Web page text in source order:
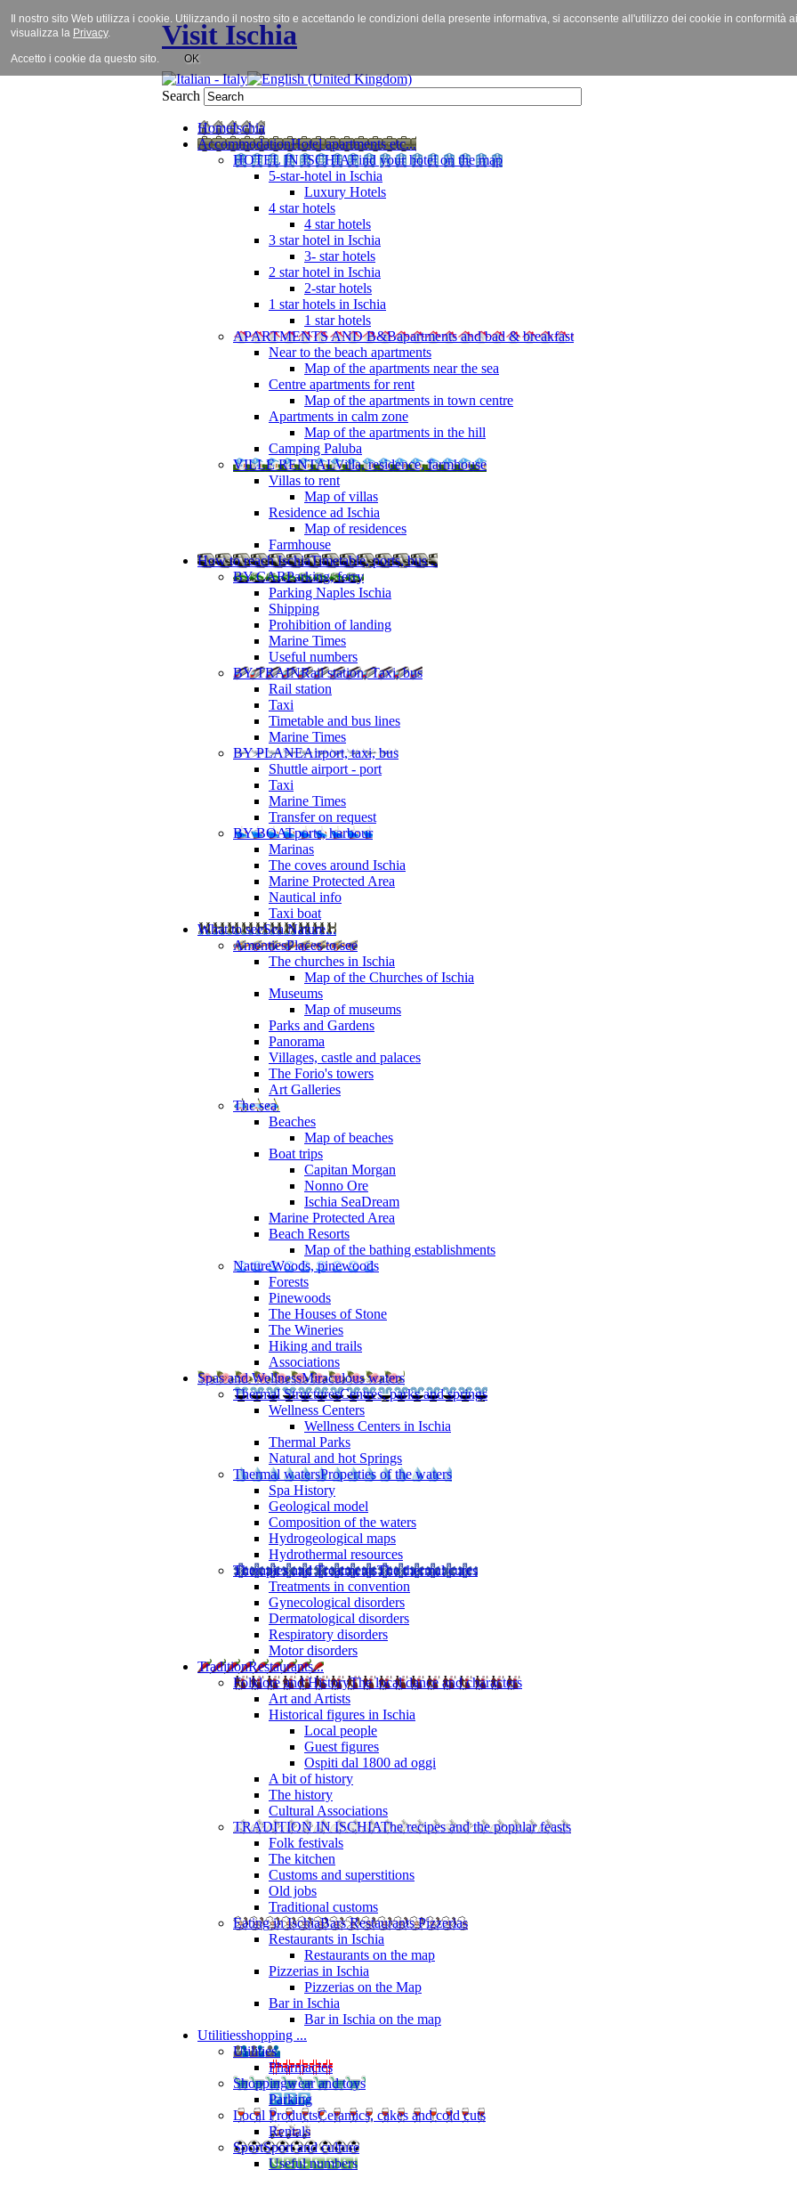
Visit Ischia
Search
HomeIschia
AccommodationHotel apartments etc...
HOTEL IN ISCHIAFind your hotel on the map
5-star-hotel in Ischia
Luxury Hotels
4 star hotels
4 star hotels
3 star hotel in Ischia
3- star hotels
2 star hotel in Ischia
2-star hotels
1 star hotels in Ischia
1 star hotels
APARTMENTS AND B&Bapartments and bad & breakfast
Near to the beach apartments
Map of the apartments near the sea
Centre apartments for rent
Map of the apartments in town centre
Apartments in calm zone
Map of the apartments in the hill
Camping Paluba
VILLE RENTALVilla, residence, farmhouse
Villas to rent
Map of villas
Residence ad Ischia
Map of residences
Farmhouse
How to reach IschiaTimetable, ports, bus ..
BY CARParking, ferry
Parking Naples Ischia
Shipping
Prohibition of landing
Marine Times
Useful numbers
BY TRAINRail station, Taxi, bus
Rail station
Taxi
Timetable and bus lines
Marine Times
BY PLANEAirport, taxi, bus
Shuttle airport - port
Taxi
Marine Times
Transfer on request
BY BOATports, harbour
Marinas
The coves around Ischia
Marine Protected Area
Nautical info
Taxi boat
What to seeSea Nature...
AmentiesPlaces to see
The churches in Ischia
Map of the Churches of Ischia
Museums
Map of museums
Parks and Gardens
Panorama
Villages, castle and palaces
The Forio's towers
Art Galleries
The sea
Beaches
Map of beaches
Boat trips
Capitan Morgan
Nonno Ore
Ischia SeaDream
Marine Protected Area
Beach Resorts
Map of the bathing establishments
NatureWoods, pinewoods
Forests
Pinewoods
The Houses of Stone
The Wineries
Hiking and trails
Associations
Spas and WellnessMiraculous waters
Thermal StructuresCentres, parks and springs
Wellness Centers
Wellness Centers in Ischia
Thermal Parks
Natural and hot Springs
Thermal watersProperties of the waters
Spa History
Geological model
Composition of the waters
Hydrogeological maps
Hydrothermal resources
Therapies and TreatmentsThe thermal cures
Treatments in convention
Gynecological disorders
Dermatological disorders
Respiratory disorders
Motor disorders
TraditionRestaurants...
Folklore and HistoryThe local dance and characters
Art and Artists
Historical figures in Ischia
Local people
Guest figures
Ospiti dal 1800 ad oggi
A bit of history
The history
Cultural Associations
TRADITION IN ISCHIAThe recipes and the popular feasts
Folk festivals
The kitchen
Customs and superstitions
Old jobs
Traditional customs
Eating in IschiaBars Restaurants Pizzerias
Restaurants in Ischia
Restaurants on the map
Pizzerias in Ischia
Pizzerias on the Map
Bar in Ischia
Bar in Ischia on the map
Utilitiesshopping ...
Utilities
Pharmacies
Shoppingwear and toys
Parking
Local ProductsCeramics, cakes and cold cuts
Rentals
SportSport and culture
Useful numbers
Il nostro sito Web utilizza i cookie. Utilizzando il nostro sito e accettando le condizioni della presente informativa, si acconsente all'utilizzo dei cookie in
visualizza la Privacy.
Accetto i cookie da questo sito. OK